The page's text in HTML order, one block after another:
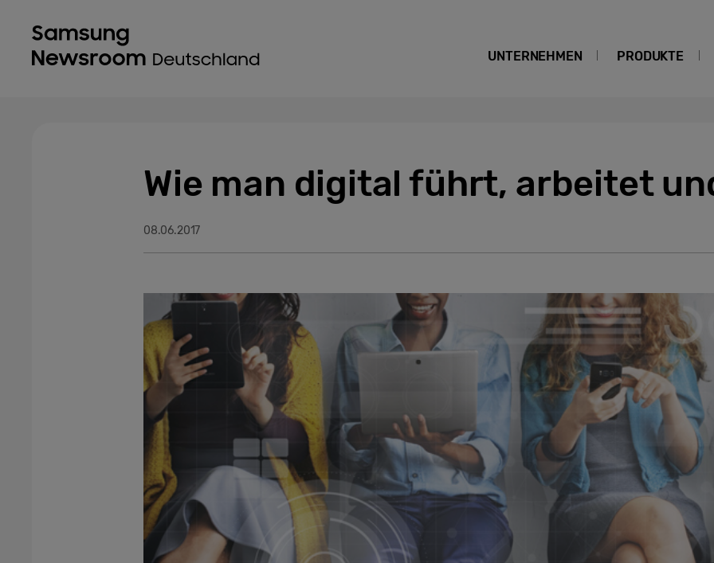
UNTERNEHMEN PRODUKTE
Wie man digital führt, arbeitet
08.06.2017